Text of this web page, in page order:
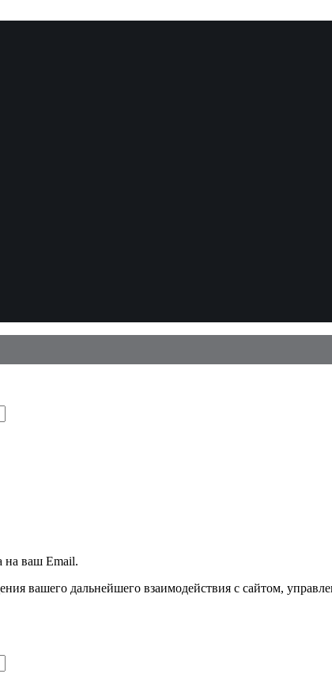
на ваш Email.
вашего дальнейшего взаимодействия с сайтом,